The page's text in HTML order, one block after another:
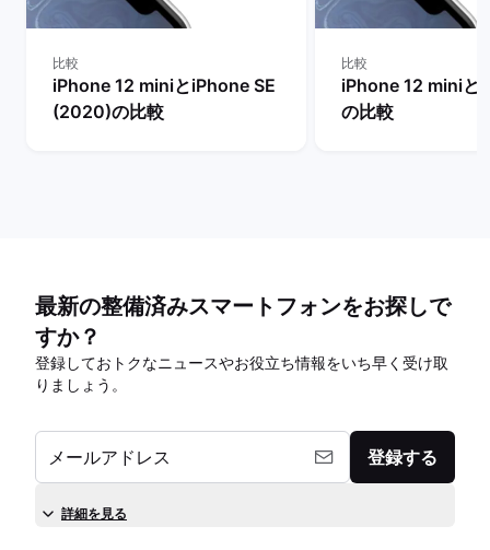
比較
iPhone 12 miniとiPhone SE
(2020)の比較
比較
iPhone 12 miniと
の比較
最新の整備済みスマートフォンをお探しで
すか？
登録しておトクなニュースやお役立ち情報をいち早く受け取
りましょう。
メールアドレス 登録する
詳細を見る